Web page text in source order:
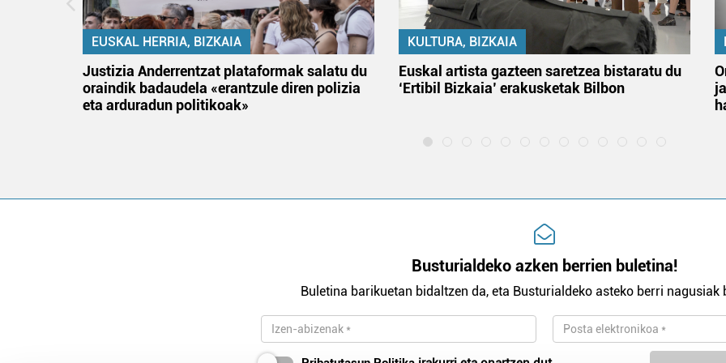
EUSKAL HERRIA, BIZKAIA
Justizia Anderrentzat plataformak salatu du
oraindik badaudela «erantzule diren polizia
eta arduradun politikoak»
KULTURA, BIZKAIA
Euskal artista gazteen saretzea bistaratu du
‘Ertibil Bizkaia’ erakusketak Bilbon
Busturialdeko azken berrien buletina!
Buletina barikuetan bidaltzen da, eta Busturialdeko asteko berri nagusiak